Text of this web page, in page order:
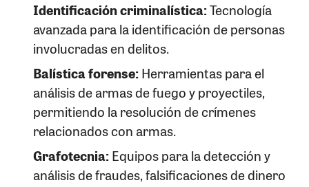
Identificación criminalística:Tecnología
avanzada para la identificación de personas
involucradas en delitos.
Balística forense:Herramientas para el
análisis de armas de fuego y proyectiles,
permitiendo la resolución de crímenes
relacionados con armas.
Grafotecnia:Equipos para la detección y
análisis de fraudes, falsificaciones de dinero